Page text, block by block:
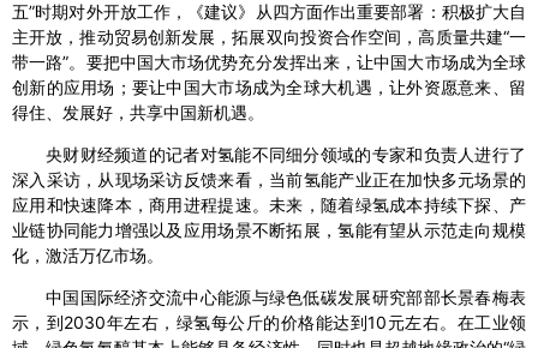
五”时期对外开放工作，《建议》从四方面作出重要部署：积极扩大自
主开放，推动贸易创新发展，拓展双向投资合作空间，高质量共建“一
带一路”。要把中国大市场优势充分发挥出来，让中国大市场成为全球
创新的应用场；要让中国大市场成为全球大机遇，让外资愿意来、留
得住、发展好，共享中国新机遇。
央财财经频道的记者对氢能不同细分领域的专家和负责人进行了
深入采访，从现场采访反馈来看，当前氢能产业正在加快多元场景的
应用和快速降本，商用进程提速。未来，随着绿氢成本持续下探、产
业链协同能力增强以及应用场景不断拓展，氢能有望从示范走向规模
化，激活万亿市场。
中国国际经济交流中心能源与绿色低碳发展研究部部长景春梅表
示，到2030年左右，绿氢每公斤的价格能达到10元左右。在工业领